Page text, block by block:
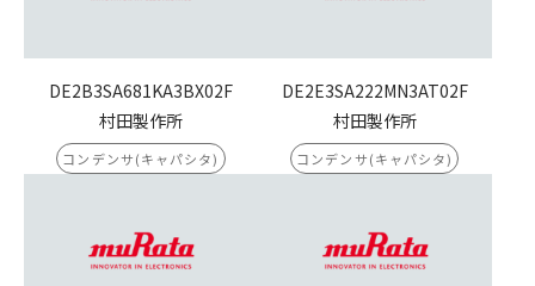
DE2B3SA681KA3BX02F
村田製作所
コンデンサ(キャパシタ)
DE2E3SA222MN3AT02F
村田製作所
コンデンサ(キャパシタ)